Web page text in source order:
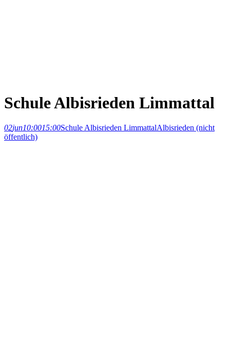
Schule Albisrieden Limmattal
02jun10:0015:00Schule Albisrieden LimmattalAlbisrieden (nicht
öffentlich)